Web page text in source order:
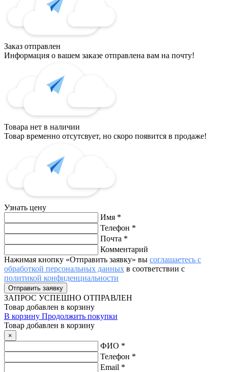
Заказ отправлен
Информация о вашем заказе отправлена вам на почту!
Товара нет в наличии
Товар временно отсутсвует, но скоро появится в продаже!
Узнать цену
Имя *
Телефон *
Почта *
Комментарий
Нажимая кнопку «Отправить заявку» вы соглашаетесь с
обработкой персональных данных в соответствии с
политикой конфиденциальности
ЗАПРОС УСПЕШНО ОТПРАВЛЕН
Товар добавлен в корзину
В корзину Продолжить покупки
Товар добавлен в корзину
×
ФИО *
Телефон *
Email *